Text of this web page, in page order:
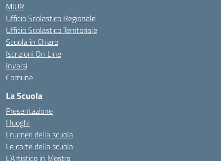
MIUR
Ufficio Scolastico Regionale
Ufficio Scolastico Territoriale
Scuola in Chiaro
Iscrizioni On Line
Invalsi
Comune
La Scuola
Presentazione
I luoghi
I numeri della scuola
Le carte della scuola
L’Artistico in Mostra